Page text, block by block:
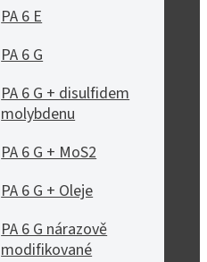
PA 6 E
PA 6 G
PA 6 G + disulfidem
molybdenu
PA 6 G + MoS2
PA 6 G + Oleje
PA 6 G nárazově
modifikované